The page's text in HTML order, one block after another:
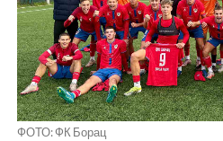
ФОТО: ФК Борац